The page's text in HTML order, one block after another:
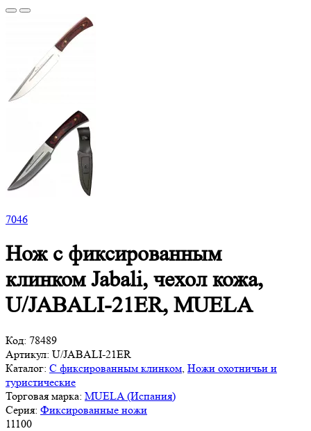
7046
Нож с фиксированным
клинком Jabali, чехол кожа,
U/JABALI-21ER, MUELA
Код: 78489
Артикул: U/JABALI-21ER
Каталог: С фиксированным клинком Ножи охотничьи и
туристические
Торговая марка: MUELA (Испания)
Серия: Фиксированные ножи
11 100